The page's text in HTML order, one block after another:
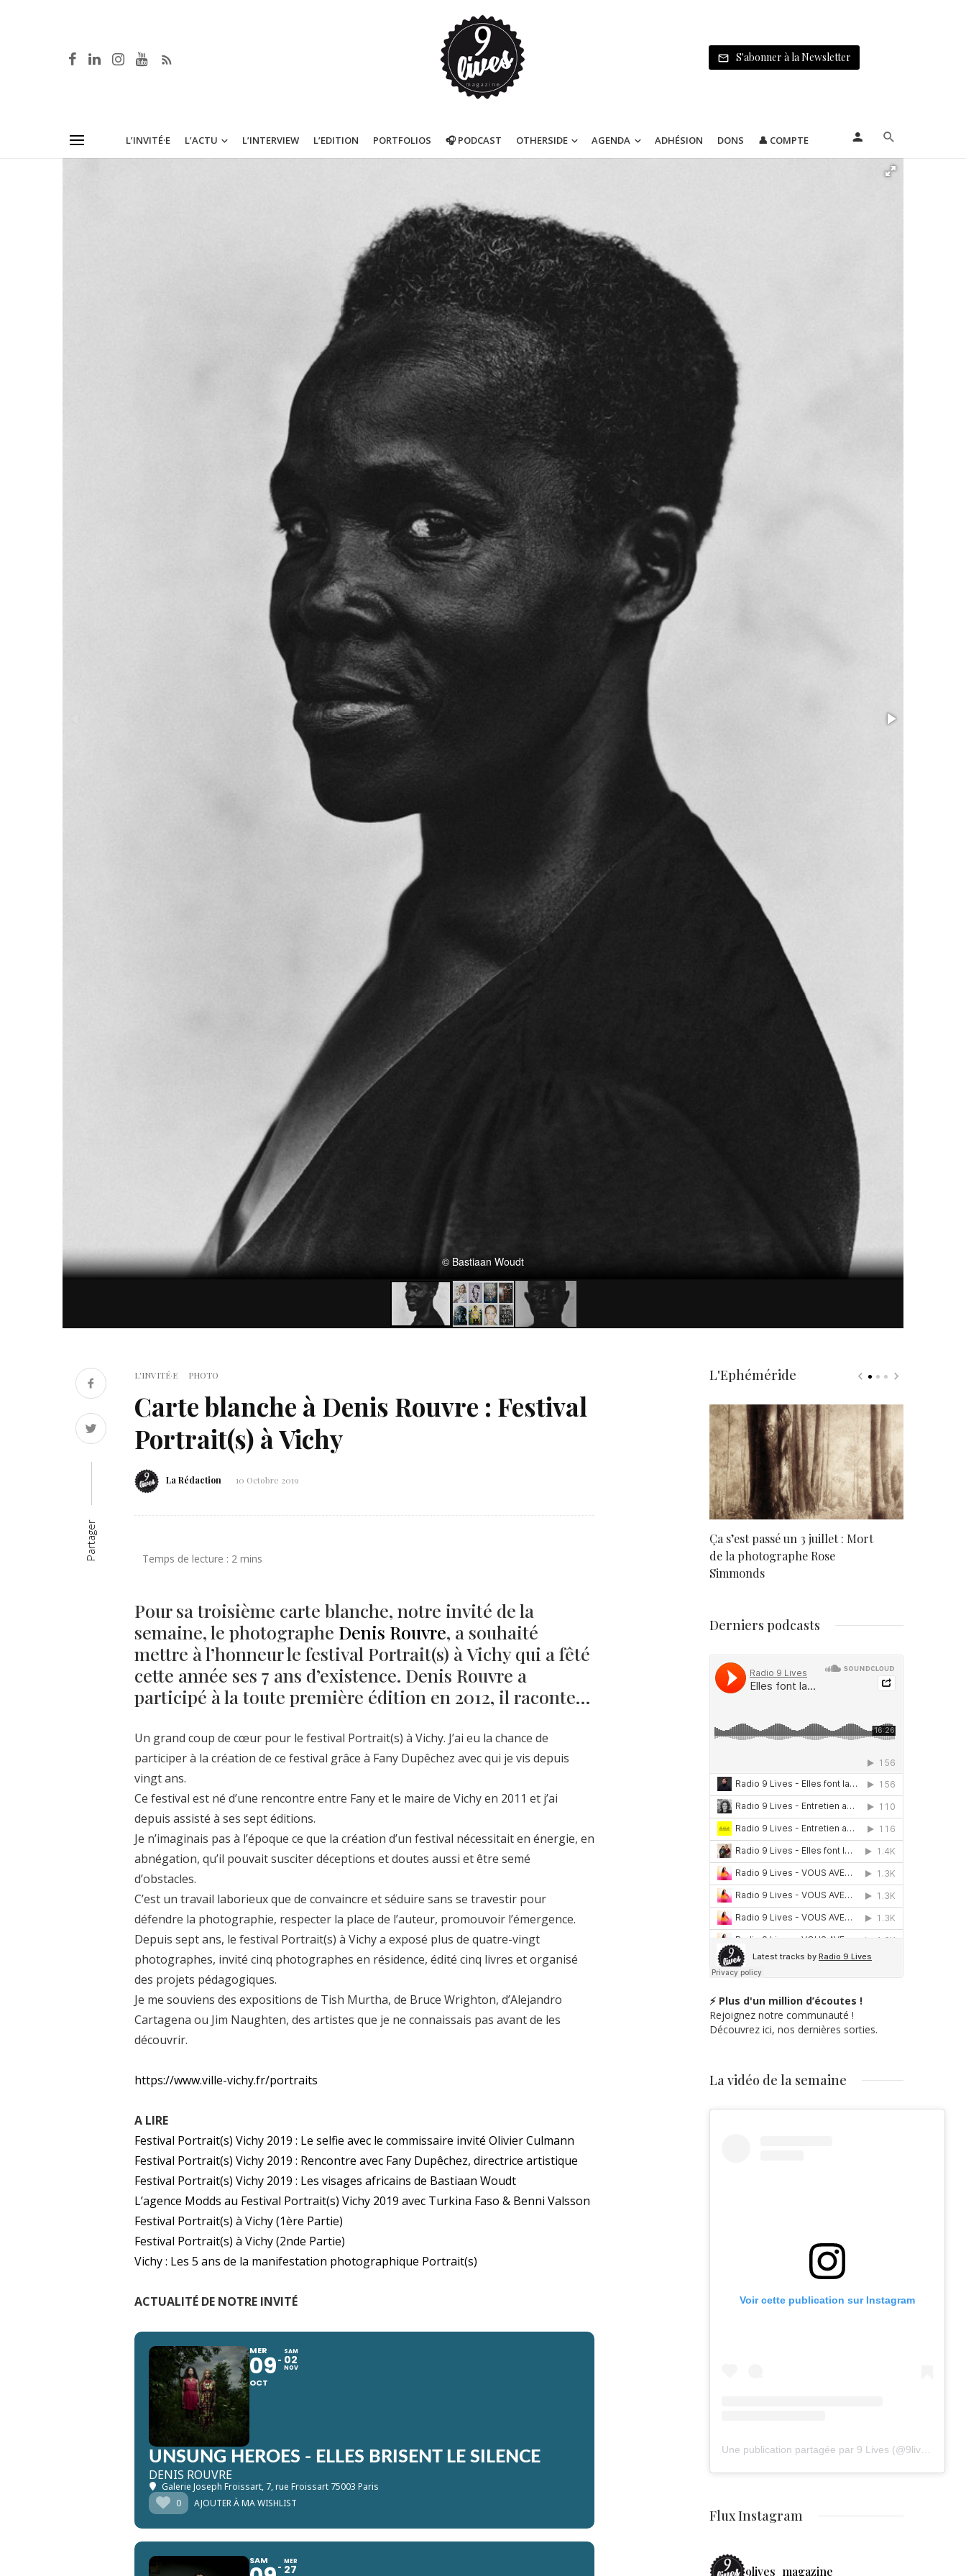
S'abonner à la Newsletter
L’INVITÉ·E L’ACTU L’INTERVIEW L’EDITION PORTFOLIOS 🎧 PODCAST OTHERSIDE AGENDA ADHÉSION DONS 👤 COMPTE
© Bastiaan Woudt
Partager
L'INVITÉ·E PHOTO
Carte blanche à Denis Rouvre : Festival
Portrait(s) à Vichy
La Rédaction 10 Octobre 2019
Pour sa troisième carte blanche, notre invité de la
semaine, le photographe Denis Rouvre, a souhaité
mettre à l’honneur le festival Portrait(s) à Vichy qui a fêté
cette année ses 7 ans d’existence. Denis Rouvre a
participé à la toute première édition en 2012, il raconte…
Un grand coup de cœur pour le festival Portrait(s) à Vichy. J’ai eu la chance de
participer à la création de ce festival grâce à Fany Dupêchez avec qui je vis depuis
vingt ans.
Ce festival est né d’une rencontre entre Fany et le maire de Vichy en 2011 et j’ai
depuis assisté à ses sept éditions.
Je n’imaginais pas à l’époque ce que la création d’un festival nécessitait en énergie, en
abnégation, qu’il pouvait susciter déceptions et doutes aussi et être semé
d’obstacles.
C’est un travail laborieux que de convaincre et séduire sans se travestir pour
défendre la photographie, respecter la place de l’auteur, promouvoir l’émergence.
Depuis sept ans, le festival Portrait(s) à Vichy a exposé plus de quatre-vingt
photographes, invité cinq photographes en résidence, édité cinq livres et organisé
des projets pédagogiques.
Je me souviens des expositions de Tish Murtha, de Bruce Wrighton, d’Alejandro
Cartagena ou Jim Naughten, des artistes que je ne connaissais pas avant de les
découvrir.
https://www.ville-vichy.fr/portraits
A LIRE
Festival Portrait(s) Vichy 2019 : Le selfie avec le commissaire invité Olivier Culmann
Festival Portrait(s) Vichy 2019 : Rencontre avec Fany Dupêchez, directrice artistique
Festival Portrait(s) Vichy 2019 : Les visages africains de Bastiaan Woudt
L’agence Modds au Festival Portrait(s) Vichy 2019 avec Turkina Faso & Benni Valsson
Festival Portrait(s) à Vichy (1ère Partie)
Festival Portrait(s) à Vichy (2nde Partie)
Vichy : Les 5 ans de la manifestation photographique Portrait(s)
ACTUALITÉ DE NOTRE INVITÉ
MER
09
OCT
SAM
02
NOV
UNSUNG HEROES - ELLES BRISENT LE SILENCE
DENIS ROUVRE
Galerie Joseph Froissart, 7, rue Froissart 75003 Paris
0
AJOUTER À MA WISHLIST
SAM MER
27
L'Ephéméride
Ça s’est passé un 3 juillet : Mort
de la photographe Rose
Simmonds
Derniers podcasts
⚡ Plus d'un million d’écoutes !
Rejoignez notre communauté !
Découvrez ici, nos dernières sorties.
La vidéo de la semaine
Voir cette publication sur Instagram
Flux Instagram
9lives_magazine